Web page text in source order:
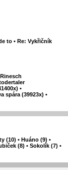
to • Re: Vykřičník
•
spára (39923x) •
(10) • Huáno (9) •
(8) • Sokolík (7) •